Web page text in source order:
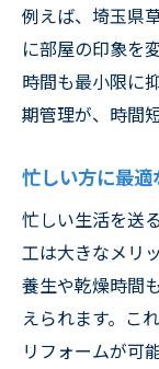
DIY
解説
クロ
埼玉県草加
秘訣
草加市
とは
クロス
わる
例えば、埼玉県
に部屋の印象を
時間も最小限に
期管理が、時間
忙しい方に最
忙しい生活を送
工は大きなメリ
養生や乾燥時間
えられます。こ
リフォームが可能